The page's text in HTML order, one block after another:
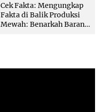
Cek Fakta: Mengungkap
Fakta di Balik Produksi
Mewah: Benarkah Barang